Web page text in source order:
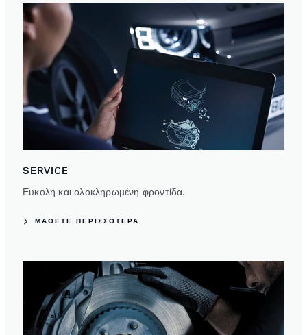
έχουν συλλέξει σε σχέση με την από μέρους σας χρήση
των υπηρεσιών τους.
SERVICE
Ευκολη και ολοκληρωμένη φροντίδα.
ΜΑΘΕΤΕ ΠΕΡΙΣΣΟΤΕΡΑ